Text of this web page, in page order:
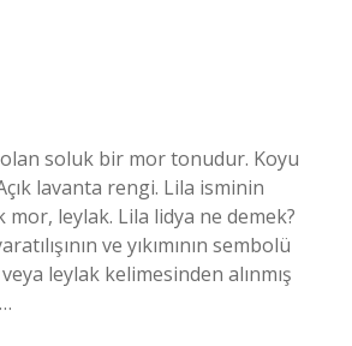
soluk bir mor tonudur. Koyu
lavanta rengi. Lila isminin
mor, leylak. Lila lidya ne demek?
ve yıkımının sembolü
leylak kelimesinden alınmış